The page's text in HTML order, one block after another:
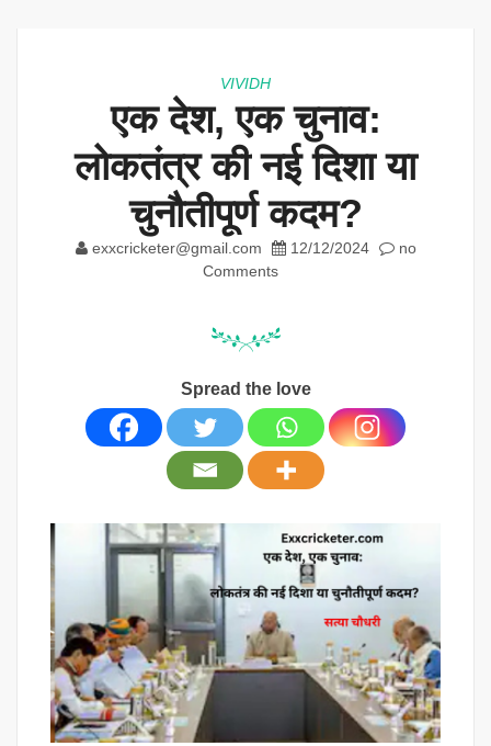
VIVIDH
एक देश, एक चुनाव:
लोकतंत्र की नई दिशा या
चुनौतीपूर्ण कदम?
exxcricketer@gmail.com 12/12/2024
no
Comments
Spread the love